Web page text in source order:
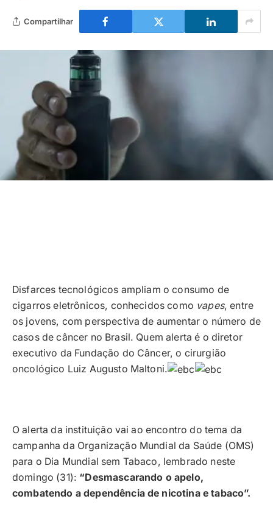
Compartilhar
Disfarces tecnológicos ampliam o consumo de
cigarros eletrônicos, conhecidos como vapes, entre
os jovens, com perspectiva de aumentar o número de
casos de câncer no Brasil. Quem alerta é o diretor
executivo da Fundação do Câncer, o cirurgião
oncológico Luiz Augusto Maltoni.
O alerta da instituição vai ao encontro do tema da
campanha da Organização Mundial da Saúde (OMS)
para o Dia Mundial sem Tabaco, lembrado neste
domingo (31): “Desmascarando o apelo,
combatendo a dependência de nicotina e tabaco”.